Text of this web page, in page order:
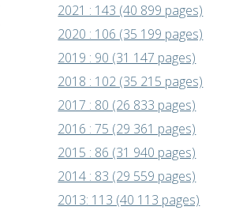
2021 : 143 (40 899 pages)
2020 : 106 (35 199 pages)
2019 : 90 (31 147 pages)
2018 : 102 (35 215 pages)
2017 : 80 (26 833 pages)
2016 : 75 (29 361 pages)
2015 : 86 (31 940 pages)
2014 : 83 (29 559 pages)
2013: 113 (40 113 pages)